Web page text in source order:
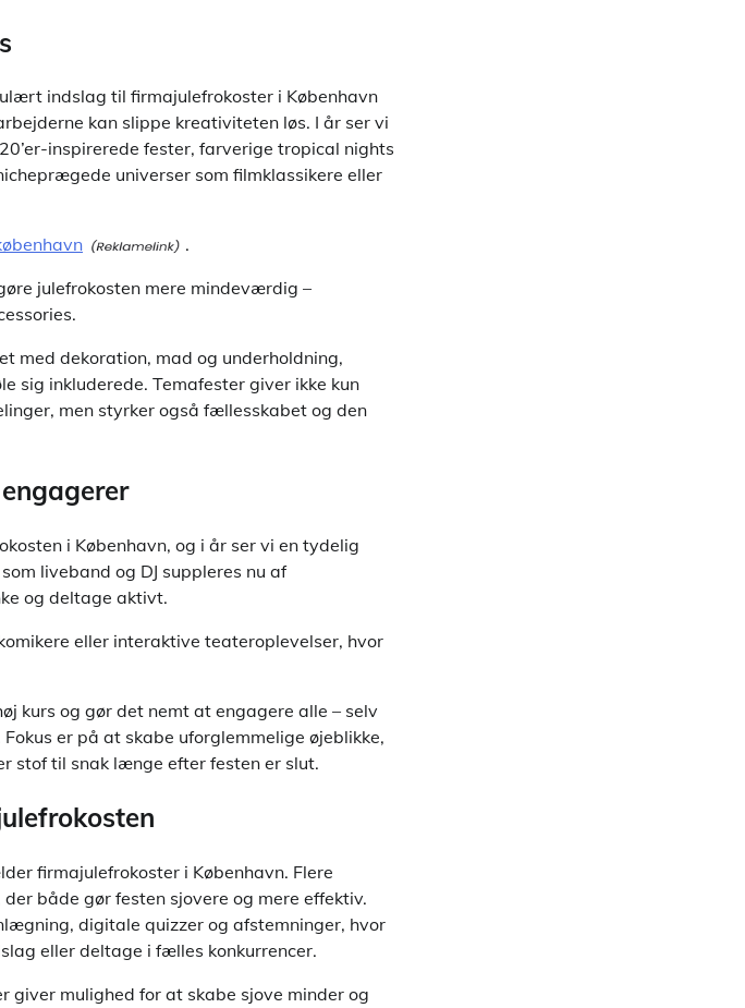
indslag til firmajulefrokoster i København
kan slippe kreativiteten løs. I år ser vi
inspirerede fester, farverige tropical nights
universer som filmklassikere eller
.
julefrokosten mere mindeværdig –
med dekoration, mad og underholdning,
sig inkluderede. Temafester giver ikke kun
men styrker også fællesskabet og den
i København, og i år ser vi en tydelig
liveband og DJ suppleres nu af
og deltage aktivt.
eller interaktive teateroplevelser, hvor
kurs og gør det nemt at engagere alle – selv
er på at skabe uforglemmelige øjeblikke,
stof til snak længe efter festen er slut.
firmajulefrokoster i København. Flere
både gør festen sjovere og mere effektiv.
digitale quizzer og afstemninger, hvor
eller deltage i fælles konkurrencer.
mulighed for at skabe sjove minder og